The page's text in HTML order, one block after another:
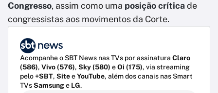
Congresso, assim como uma posição críticade
congressistas aos movimentos da Corte.
Acompanhe o SBT News nas TVs por assinatura Claro
(586), Vivo (576), Sky (580) eOi (175), via streaming
pelo+SBT, SiteeYouTube, além dos canais nas Smart
TVsSamsunge LG.